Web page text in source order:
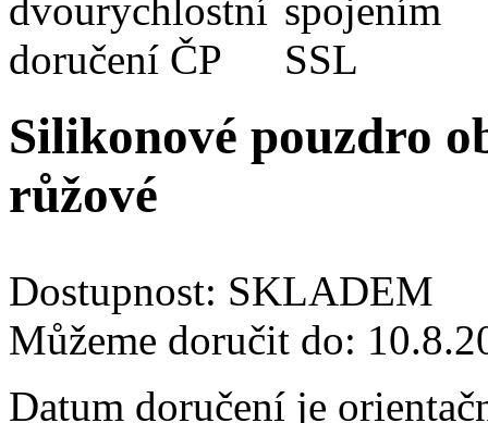
Silikonové pouzdro
růžové
Dostupnost: SKLADEM
Můžeme doručit do:
Datum doručení je